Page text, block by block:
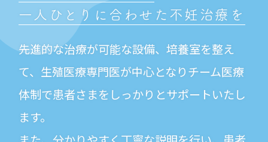
一人ひとりに合わせた 不妊治療を
先進的な治療が可能な設備、培養室を整え
て、生殖医療専門医が中心となりチーム医療
体制で患者さまをしっかりとサポートいたし
ます。